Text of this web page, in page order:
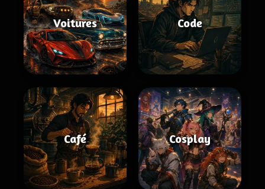
Voitures Code
Café Cosplay